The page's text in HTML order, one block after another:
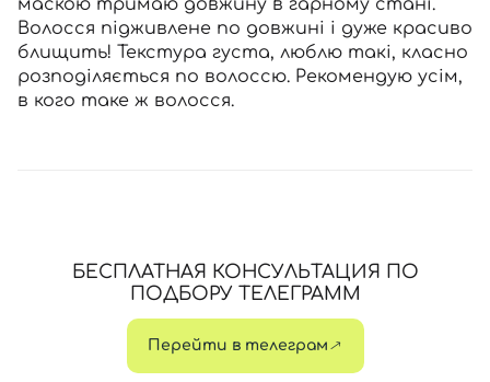
маскою тримаю довжину в гарному стані.
Волосся підживлене по довжині і дуже красиво
блищить! Текстура густа, люблю такі, класно
розподіляється по волоссю. Рекомендую усім,
в кого таке ж волосся.
БЕСПЛАТНАЯ КОНСУЛЬТАЦИЯ ПО
ПОДБОРУ ТЕЛЕГРАММ
Перейти в телеграм